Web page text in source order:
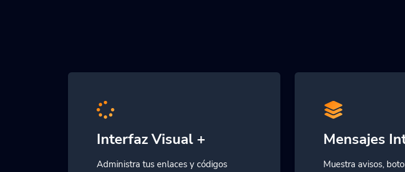
Interfaz Visual +
Administra tus enlaces y códigos
Mensajes
Muestra avisos,